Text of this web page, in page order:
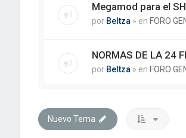
Megamod para el
por Beltza » en FORO
NORMAS DE LA 24
por Beltza » en FORO
Nuevo Tema